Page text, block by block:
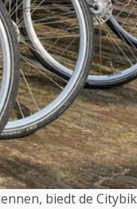
biedt de